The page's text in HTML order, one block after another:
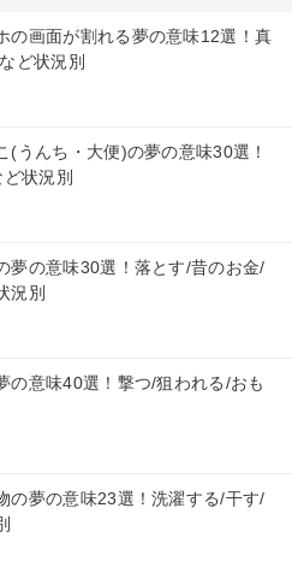
の画面が割れる夢の意味12選！真
ど状況別
(うんち・大便)の夢の意味30選！
状況別
夢の意味30選！落とす/昔のお金/
況別
の意味40選！撃つ/狙われる/おも
の夢の意味23選！洗濯する/干す/